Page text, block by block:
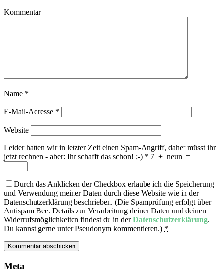
Kommentar
Name *
E-Mail-Adresse *
Website
Leider hatten wir in letzter Zeit einen Spam-Angriff, daher müsst ihr
jetzt rechnen - aber: Ihr schafft das schon! ;-) * 7 + neun =
Durch das Anklicken der Checkbox erlaube ich die Speicherung
und Verwendung meiner Daten durch diese Website wie in der
Datenschutzerklärung beschrieben. (Die Spamprüfung erfolgt über
Antispam Bee. Details zur Verarbeitung deiner Daten und deinen
Widerrufsmöglichkeiten findest du in derDatenschutzerklärung.
Du kannst gerne unter Pseudonym kommentieren.) *
Meta